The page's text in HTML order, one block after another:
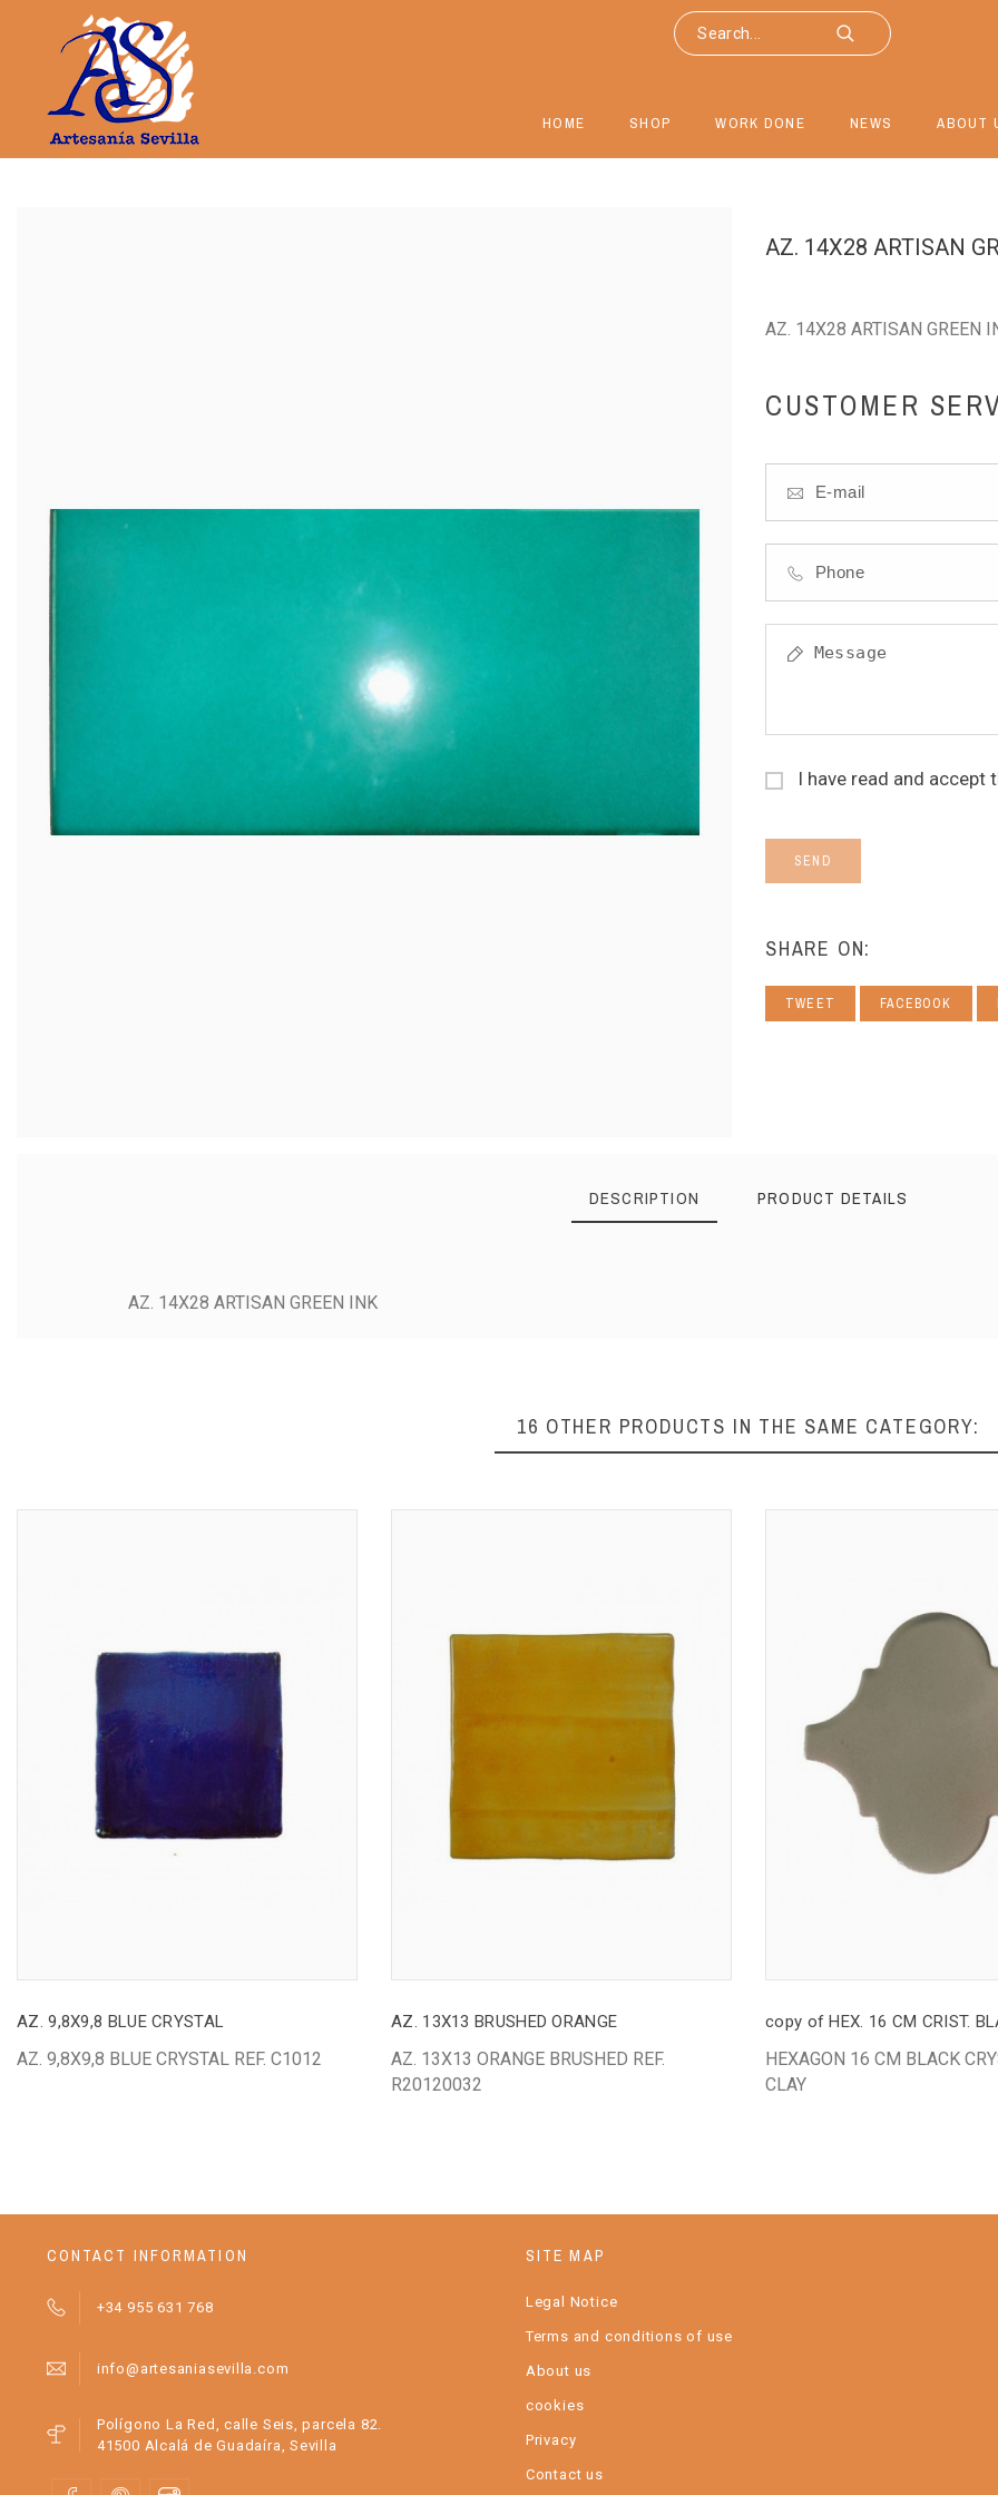
HOME SHOP WORK DONE NEWS ABOUT
AZ. 14X28 ARTISAN
AZ. 14X28 ARTISAN GREEN
CUSTOMER
I have read and accept
SEND
SHARE ON:
TWEET FACEBOOK
DESCRIPTION PRODUCT DETAILS
AZ. 14X28 ARTISAN GREEN INK
16 OTHER PRODUCTS IN THE SAME CATEGORY:
AZ. 9,8X9,8 BLUE CRYSTAL
AZ. 9,8X9,8 BLUE CRYSTAL REF. C1012
AZ. 13X13 BRUSHED ORANGE
AZ. 13X13 ORANGE BRUSHED REF.
R20120032
copy of HEX. 16 CM CRIST.
HEXAGON 16 CM BLACK
CLAY
CONTACT INFORMATION
+34 955 631 768
info@artesaniasevilla.com
Polígono La Red, calle Seis, parcela 82.
41500 Alcalá de Guadaíra, Sevilla
SITE MAP
Legal Notice
Terms and conditions of use
About us
cookies
Privacy
Contact us